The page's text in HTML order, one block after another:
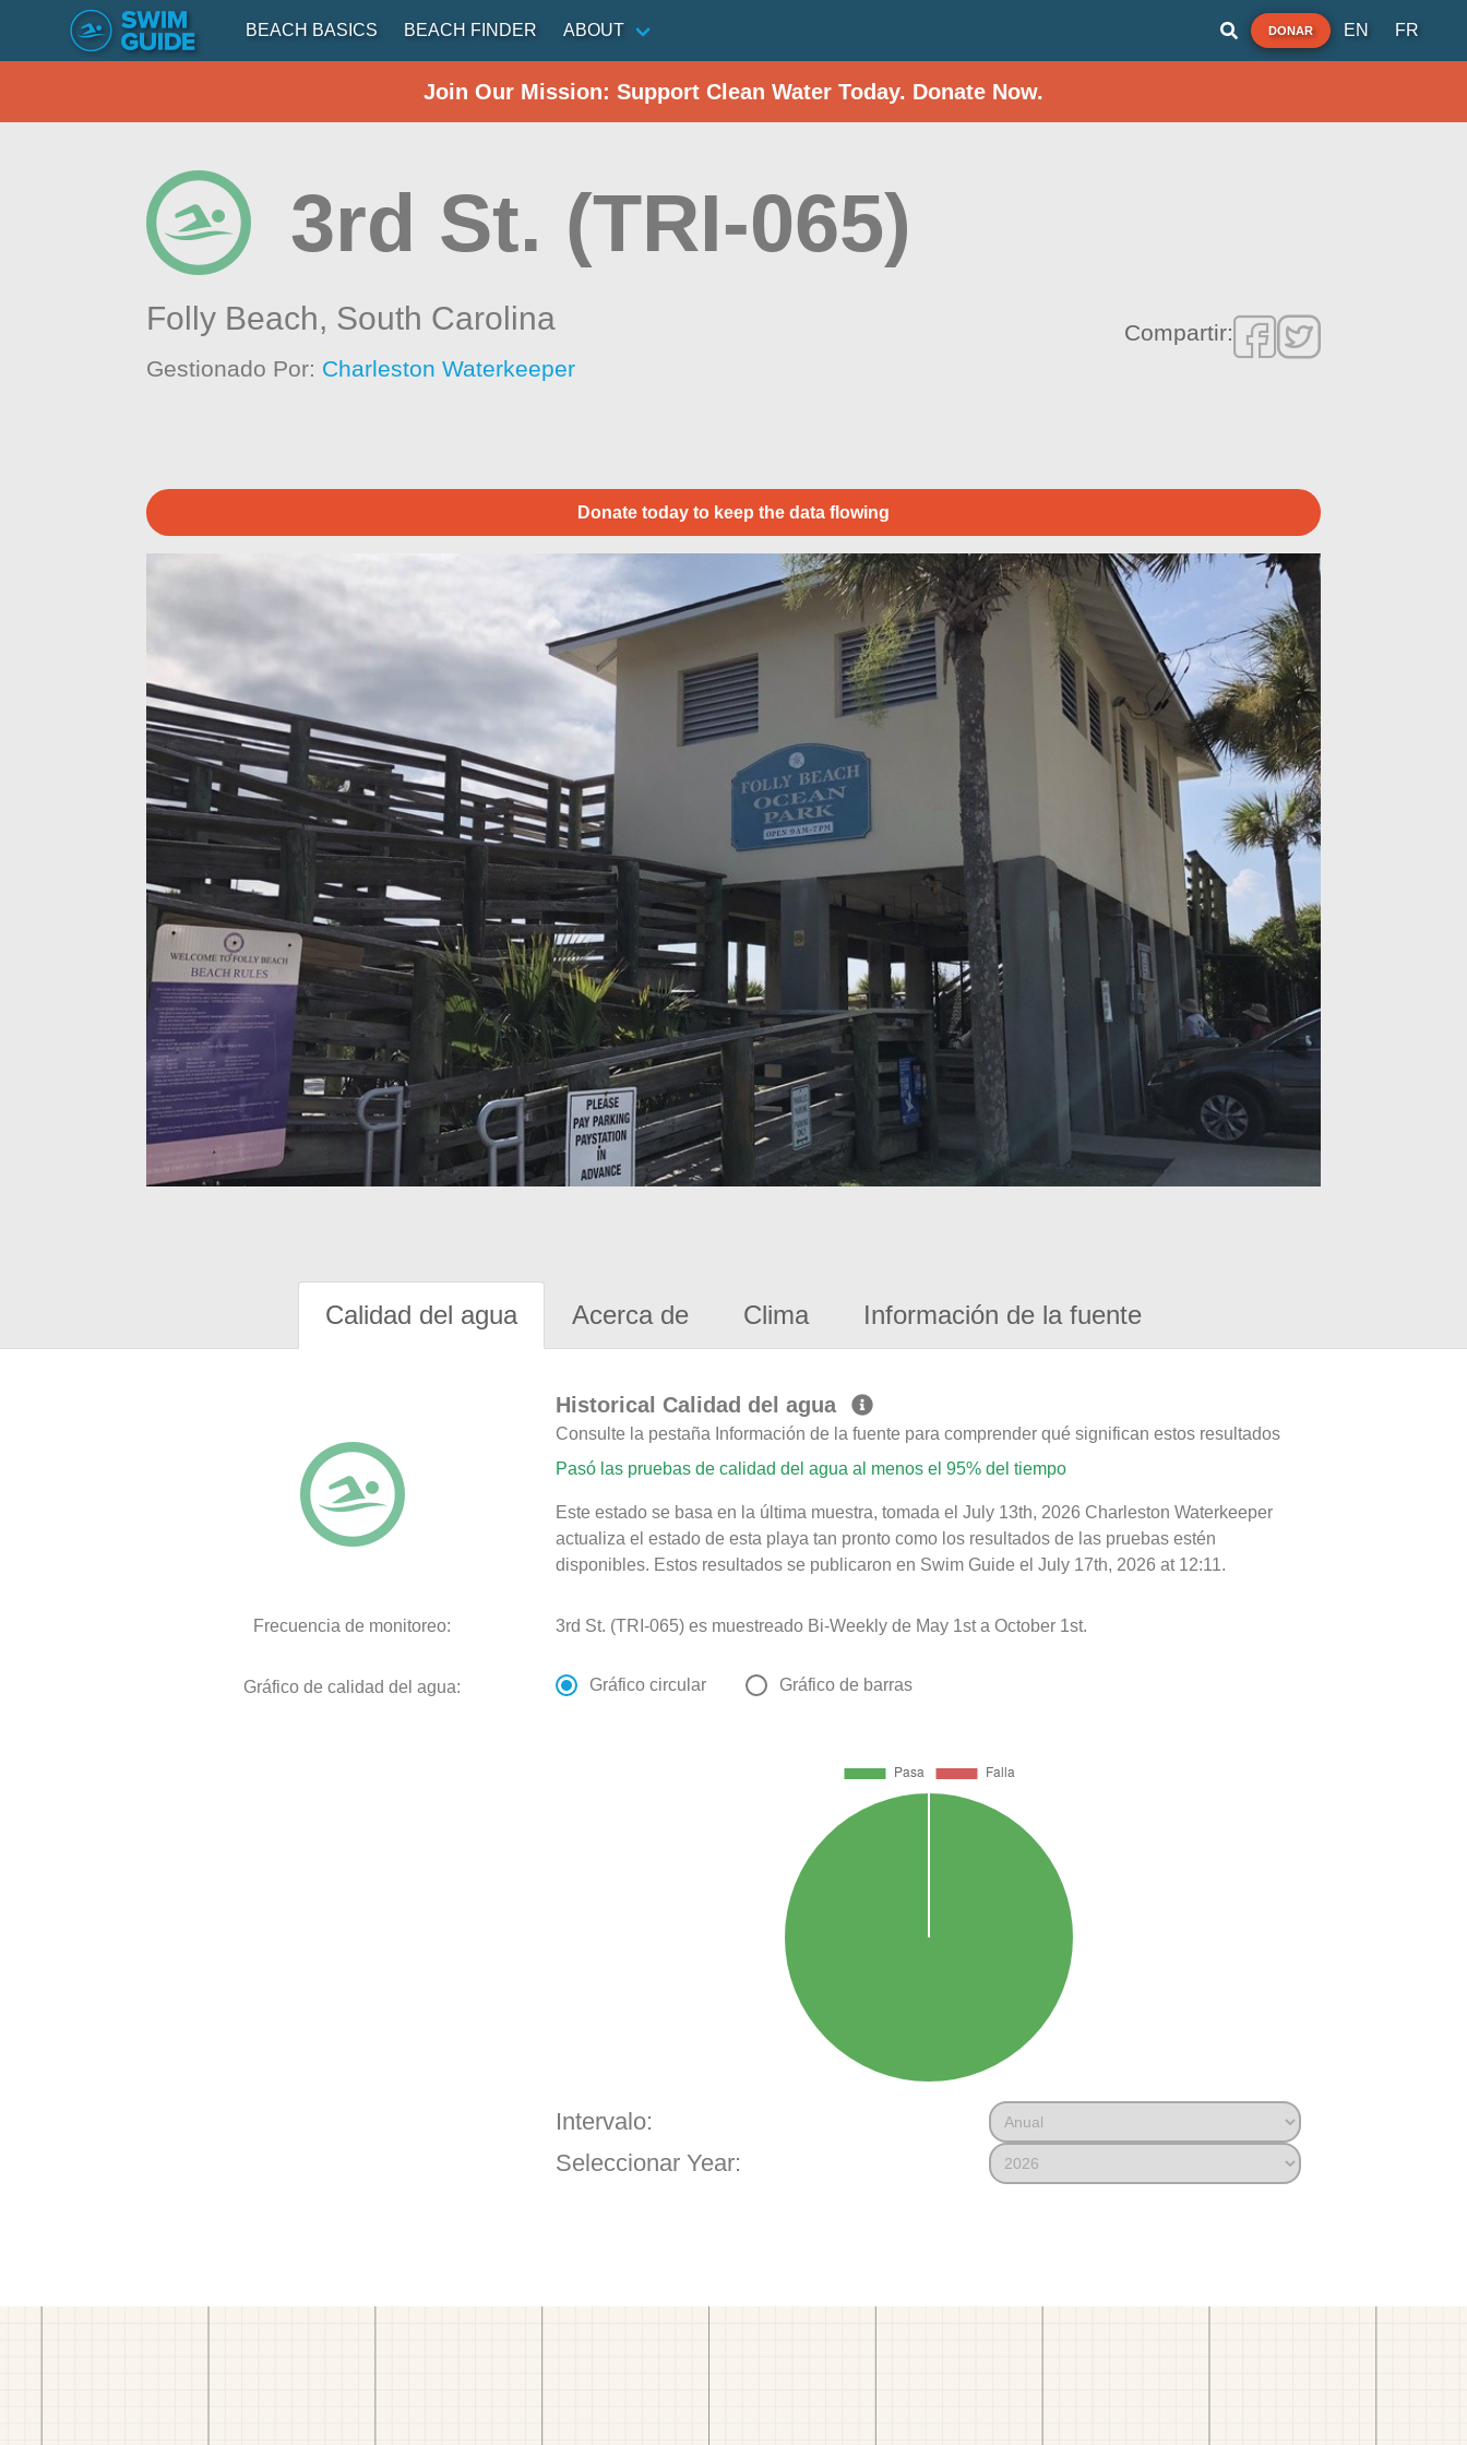
BEACH BASICS BEACH FINDER ABOUT DONAR EN FR
Join Our Mission: Support Clean Water Today. Donate Now.
3rd St. (TRI-065)
Folly Beach, South Carolina
Gestionado Por: Charleston Waterkeeper
Compartir:
Donate today to keep the data flowing
Calidad del agua Acerca de Clima Información de la fuente
Historical Calidad del agua
Consulte la pestaña Información de la fuente para comprender qué significan estos resultados
Pasó las pruebas de calidad del agua al menos el 95% del tiempo
Este estado se basa en la última muestra, tomada el July 13th, 2026 Charleston Waterkeeper
actualiza el estado de esta playa tan pronto como los resultados de las pruebas estén
disponibles. Estos resultados se publicaron en Swim Guide el July 17th, 2026 at 12:11.
Frecuencia de monitoreo: 3rd St. (TRI-065) es muestreado Bi-Weekly de May 1st a October 1st.
Gráfico de calidad del agua: Gráfico circular Gráfico de barras
Intervalo:
Seleccionar Year: